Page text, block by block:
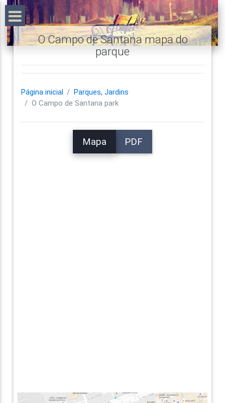
O Campo de Santana mapa do
parque
Página inicial
Parques, Jardins
O Campo de Santana park
Mapa PDF